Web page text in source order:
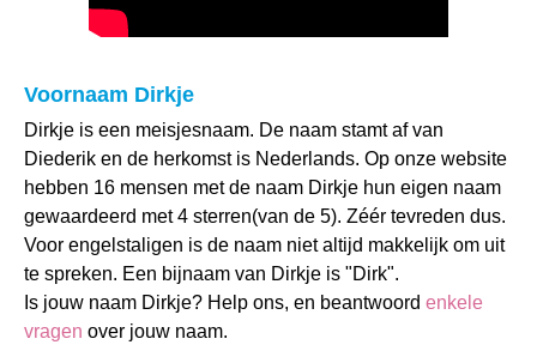
Voornaam Dirkje
Dirkje is een meisjesnaam. De naam stamt af van
Diederik en de herkomst is Nederlands. Op onze website
hebben 16 mensen met de naam Dirkje hun eigen naam
gewaardeerd met 4 sterren(van de 5). Zéér tevreden dus.
Voor engelstaligen is de naam niet altijd makkelijk om uit
te spreken. Een bijnaam van Dirkje is "Dirk".
Is jouw naam Dirkje? Help ons, en beantwoord enkele
vragen over jouw naam.